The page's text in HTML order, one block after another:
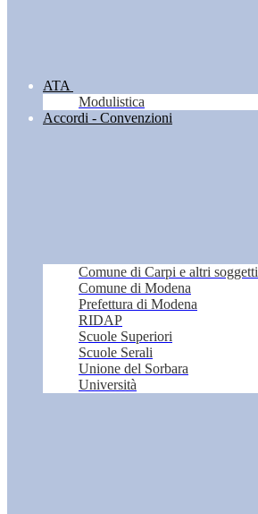
ATA
Modulistica
Accordi - Convenzioni
Comune di Carpi e altri soggetti
Comune di Modena
Prefettura di Modena
RIDAP
Scuole Superiori
Scuole Serali
Unione del Sorbara
Università